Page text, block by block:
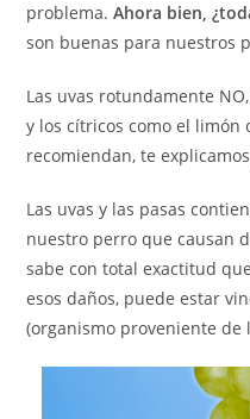
problema.Ahora bien,
son buenas para nuestros
Las uvas rotundamente
y los cítricos como el limón
recomiendan, te
Las uvas y las pasas
nuestro perro que causan
sabe con total exactitud
esos daños, puede estar
(organismo proveniente de